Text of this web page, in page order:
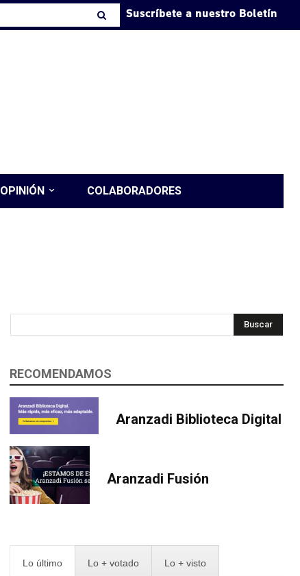
Suscríbete a nuestro Boletín
OPINIÓN COLABORADORES
Buscar
RECOMENDAMOS
Aranzadi Biblioteca Digital
Aranzadi Fusión
Lo último Lo + votado Lo + visto